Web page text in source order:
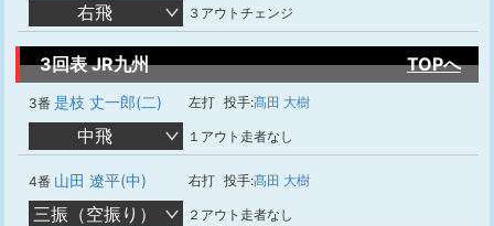
右飛 ３アウトチェンジ
3回表 JR九州 TOPへ
3番 是枝 丈一郎(二) 左打 投手:髙田 大樹
中飛 １アウト走者なし
4番 山田 遼平(中) 右打 投手:髙田 大樹
三振（空振り） ２アウト走者なし